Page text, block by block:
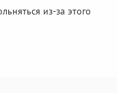
из-за этого